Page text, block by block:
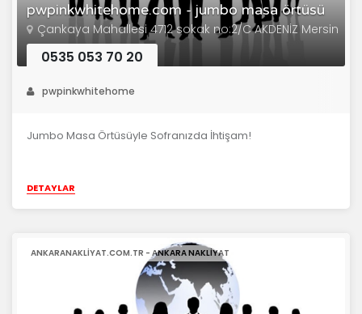
pwpinkwhitehome.com - jumbo masa örtüsü
Çankaya Mahallesi 4712 sokak no:2/C AKDENİZ Mersin
0535 053 70 20
pwpinkwhitehome
Jumbo Masa Örtüsüyle Sofranızda İhtişam!
DETAYLAR
ANKARANAKLIYAT.COM.TR - ANKARA NAKLIYAT